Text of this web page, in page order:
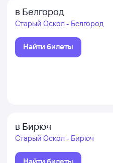
в Белгород
Старый Оскол - Белгород
Найти билеты
в Бирюч
Старый Оскол - Бирюч